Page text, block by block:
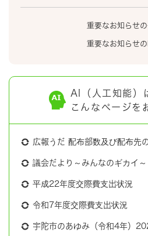
重要なお知らせ
重要なお知らせ
AI（人工知能）
こんなページを
広報うだ 配布部数及び配布先
議会だより～みんなのギカイ～
平成22年度交際費支出状況
令和7年度交際費支出状況
宇陀市のあゆみ（令和4年）